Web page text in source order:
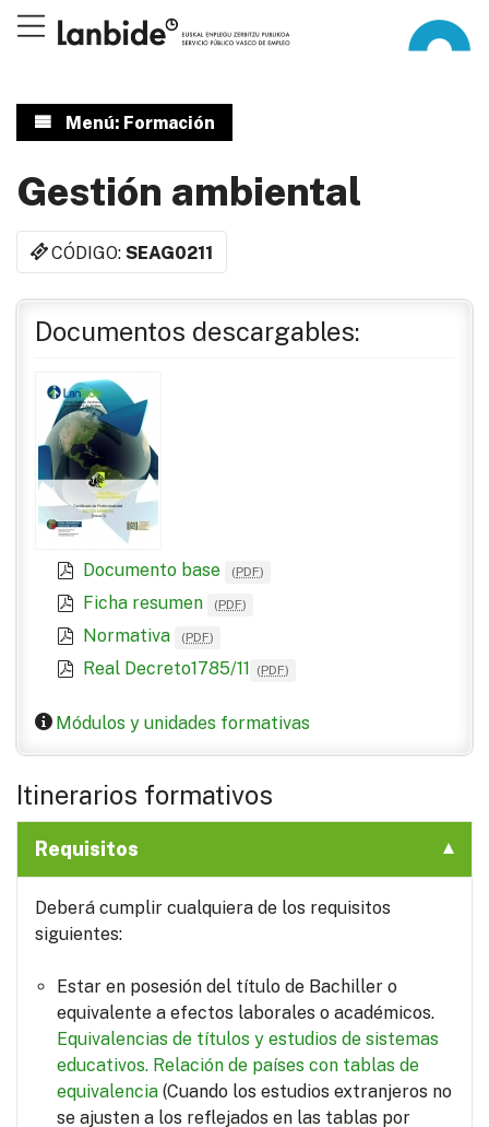
Menú: Formación
Gestión ambiental
CÓDIGO:SEAG0211
Documentos descargables:
Documento base (PDF)
Ficha resumen (PDF)
Normativa (PDF)
Real Decreto1785/11 (PDF)
Módulos y unidades formativas
Itinerarios formativos
Requisitos
Deberá cumplir cualquiera de los requisitos
siguientes:
Estar en posesión del título de Bachiller o
equivalente a efectos laborales o académicos.
Equivalencias de títulos y estudios de sistemas
educativos. Relación de países con tablas de
equivalencia (Cuando los estudios extranjeros no
se ajusten a los reflejados en las tablas por